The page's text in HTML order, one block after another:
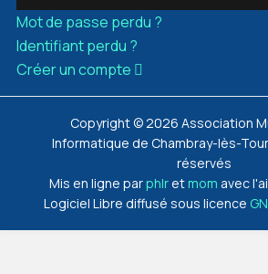
Mot de passe perdu ?
Identifiant perdu ?
Créer un compte
Copyright © 2026 Association
Informatique de Chambray-lès-
réservés
Mis en ligne parphlretmom avec
Logiciel Libre diffusé sous licence